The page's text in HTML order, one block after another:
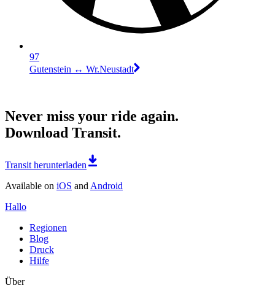
97
Gutenstein ↔︎ Wr.Neustadt
Never miss your ride again.
Download Transit.
Transit herunterladen
Available on iOS and Android
Hallo
Regionen
Blog
Druck
Hilfe
Über